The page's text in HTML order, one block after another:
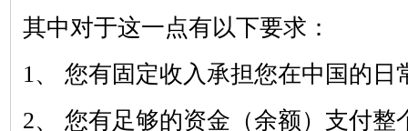
其中对于这一点有以下要求：
1、 您有固定收入承担您在中国的日
2、 您有足够的资金（余额）支付整